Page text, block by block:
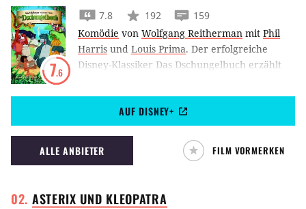
7.6
7.8 192
159
Komödie von Wolfgang Reitherman mit Phil
Harris und Louis Prima. Der erfolgreiche
Disney-Klassiker Das Dschungelbuch erzählt
mitten im Dschungel aufwuchs.
AUF DISNEY+
ALLE ANBIETER FILM VORMERKEN
ASTERIX UND KLEOPATRA